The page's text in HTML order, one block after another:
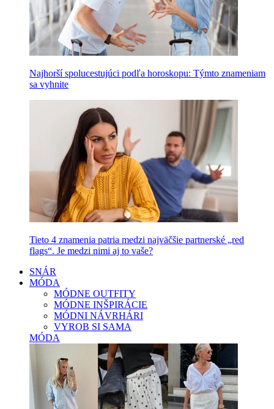
Najhorší spolucestujúci podľa horoskopu: Týmto znameniam
sa vyhnite
Tieto 4 znamenia patria medzi najväčšie partnerské „red
flags“. Je medzi nimi aj to vaše?
SNÁR
MÓDA
MÓDNE OUTFITY
MÓDNE INŠPIRÁCIE
MÓDNI NÁVRHÁRI
VYROB SI SAMA
MÓDA